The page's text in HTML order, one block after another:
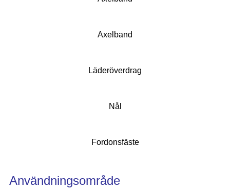
Axelband
Läderöverdrag
Nål
Fordonsfäste
Användningsområde